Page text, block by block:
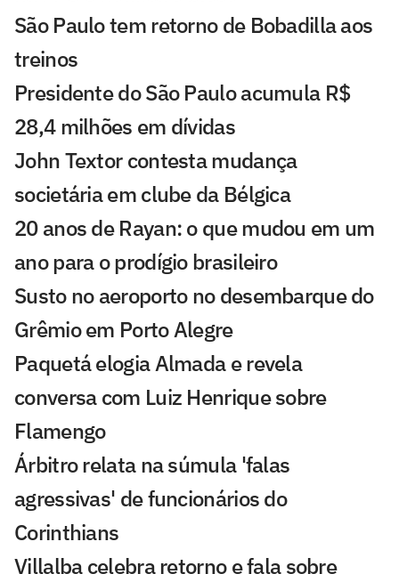
São Paulo tem retorno de Bobadilla aos
treinos
Presidente do São Paulo acumula R$
28,4 milhões em dívidas
John Textor contesta mudança
societária em clube da Bélgica
20 anos de Rayan: o que mudou em um
ano para o prodígio brasileiro
Susto no aeroporto no desembarque do
Grêmio em Porto Alegre
Paquetá elogia Almada e revela
conversa com Luiz Henrique sobre
Flamengo
Árbitro relata na súmula 'falas
agressivas' de funcionários do
Corinthians
Villalba celebra retorno e fala sobre